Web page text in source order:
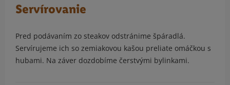
Servírovanie
Pred podávaním zo steakov odstránime špáradlá.
Servírujeme ich so zemiakovou kašou preliate omáčkou s
hubami. Na záver dozdobíme čerstvými bylinkami.